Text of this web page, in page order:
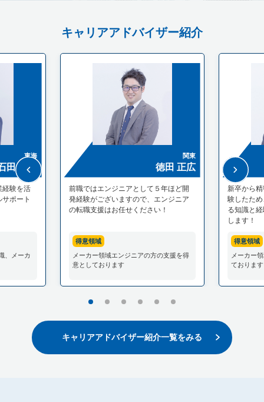
キャリアアドバイザー紹介
東海
田 光範
経験を活
ポート
、メーカ
関東
徳田 正広
前職ではエンジニアとして５年ほど開
発経験がございますので、エンジニア
の転職支援はお任せください！
得意領域
メーカー領域エンジニアの方の支援を得
意としております
新卒から
験したた
る知識と
します！
得意領域
メーカー
ております
1 2 3 4 5 6
キャリアアドバイザー紹介一覧をみる